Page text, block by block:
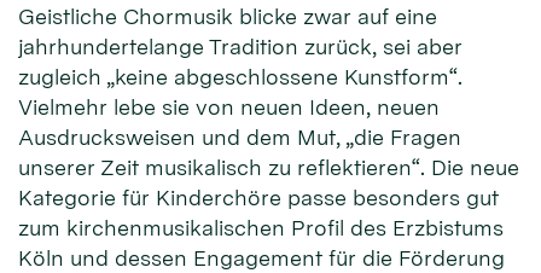
Geistliche Chormusik blicke zwar auf eine
jahrhundertelange Tradition zurück, sei aber
zugleich „keine abgeschlossene Kunstform“.
Vielmehr lebe sie von neuen Ideen, neuen
Ausdrucksweisen und dem Mut, „die Fragen
unserer Zeit musikalisch zu reflektieren“. Die neue
Kategorie für Kinderchöre passe besonders gut
zum kirchenmusikalischen Profil des Erzbistums
Köln und dessen Engagement für die Förderung